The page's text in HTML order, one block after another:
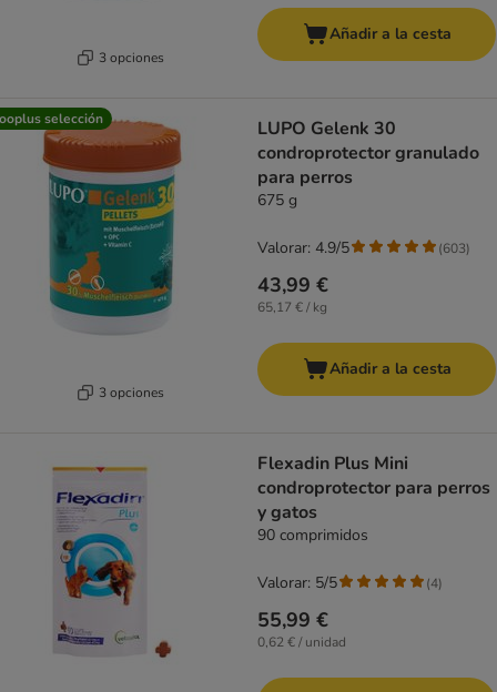
3 opciones
Añadir a la cesta
selección
3 opciones
LUPO Gelenk 30
condroprotector granulado
para perros
675 g
43,99 €
65,17 € / kg
Valorar: 4.9/5 (603)
Añadir a la cesta
Flexadin Plus Mini
condroprotector para perros
y gatos
90 comprimidos
55,99 €
0,62 € / unidad
Valorar: 5/5 (4)